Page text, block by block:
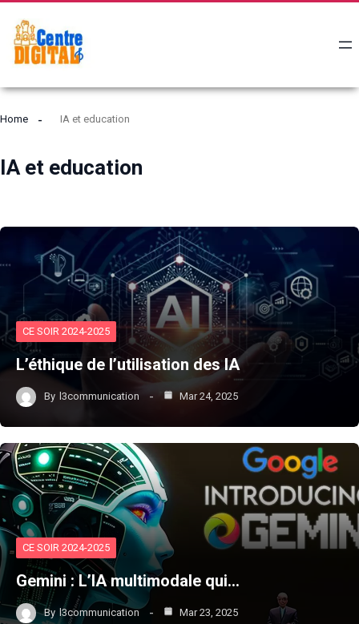
Home IA et education
IA et education
CE SOIR 2024-2025
L’éthique de l’utilisation des IA
By l3communication Mar 24, 2025
CE SOIR 2024-2025
Gemini : L’IA multimodale qui…
By l3communication Mar 23, 2025